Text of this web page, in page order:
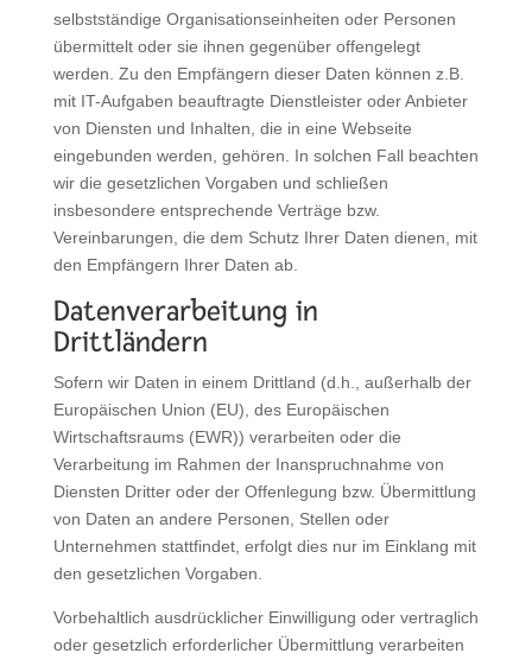
selbstständige Organisationseinheiten oder Personen
übermittelt oder sie ihnen gegenüber offengelegt
werden. Zu den Empfängern dieser Daten können z.B.
mit IT-Aufgaben beauftragte Dienstleister oder Anbieter
von Diensten und Inhalten, die in eine Webseite
eingebunden werden, gehören. In solchen Fall beachten
wir die gesetzlichen Vorgaben und schließen
insbesondere entsprechende Verträge bzw.
Vereinbarungen, die dem Schutz Ihrer Daten dienen, mit
den Empfängern Ihrer Daten ab.
Datenverarbeitung in
Drittländern
Sofern wir Daten in einem Drittland (d.h., außerhalb der
Europäischen Union (EU), des Europäischen
Wirtschaftsraums (EWR)) verarbeiten oder die
Verarbeitung im Rahmen der Inanspruchnahme von
Diensten Dritter oder der Offenlegung bzw. Übermittlung
von Daten an andere Personen, Stellen oder
Unternehmen stattfindet, erfolgt dies nur im Einklang mit
den gesetzlichen Vorgaben.
Vorbehaltlich ausdrücklicher Einwilligung oder vertraglich
oder gesetzlich erforderlicher Übermittlung verarbeiten